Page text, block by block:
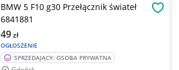
BMW 5 F10 g30 Przełącznik świateł
6841881
OGŁOSZENIE
49zł
SPRZEDAJĄCY: OSOBA PRYWATNA